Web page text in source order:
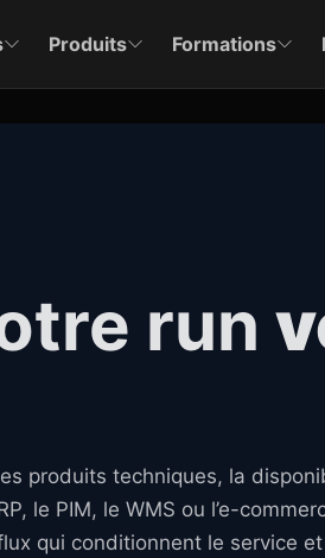
Produits Formations
run
produits techniques, la
le PIM, le WMS ou l’e-
qui conditionnent le service